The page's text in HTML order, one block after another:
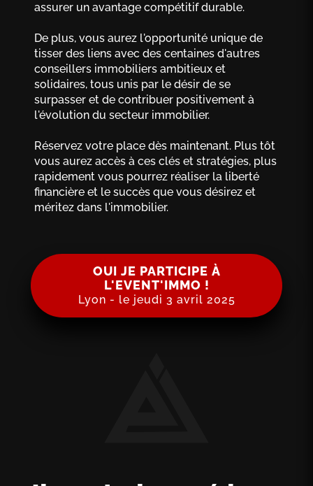
assurer un avantage compétitif durable.
De plus, vous aurez l'opportunité unique de
tisser des liens avec des centaines d'autres
conseillers immobiliers ambitieux et
solidaires, tous unis par le désir de se
surpasser et de contribuer positivement à
l'évolution du secteur immobilier.
Réservez votre place dès maintenant. Plus tôt
vous aurez accès à ces clés et stratégies, plus
rapidement vous pourrez réaliser la liberté
financière et le succès que vous désirez et
méritez dans l'immobilier.
OUI JE PARTICIPE À
L'EVENT'IMMO !
Lyon - le jeudi 3 avril 2025